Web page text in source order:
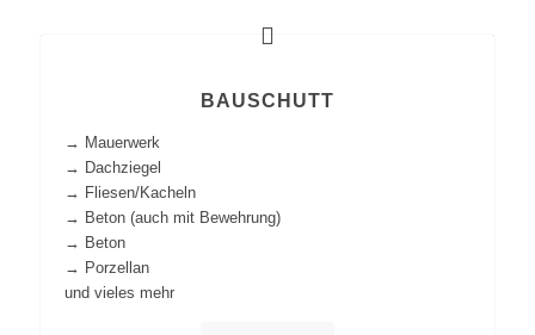
BAUSCHUTT
→ Mauerwerk
→ Dachziegel
→ Fliesen/Kacheln
→ Beton (auch mit Bewehrung)
→ Beton
→ Porzellan
und vieles mehr